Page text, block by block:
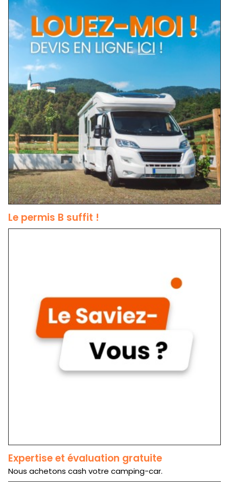
Le permis B suffit !
Expertise et évaluation gratuite
Nous achetons cash votre camping-car.